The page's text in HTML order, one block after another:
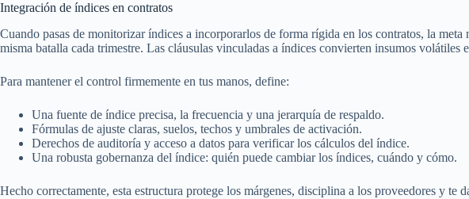
Integración de índices en contratos
Cuando pasas de monitorizar índices a incorporarlos de forma rígida en los contratos, la
misma batalla cada trimestre. Las cláusulas vinculadas a índices convierten insumos
Para mantener el control firmemente en tus manos, define:
Una fuente de índice precisa, la frecuencia y una jerarquía de respaldo.
Fórmulas de ajuste claras, suelos, techos y umbrales de activación.
Derechos de auditoría y acceso a datos para verificar los cálculos del índice.
Una robusta gobernanza del índice: quién puede cambiar los índices, cuándo y cómo.
Hecho correctamente, esta estructura protege los márgenes, disciplina a los proveedores y